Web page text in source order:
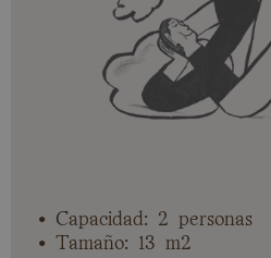
• Capacidad: 2 personas
• Tamaño: 13 m2